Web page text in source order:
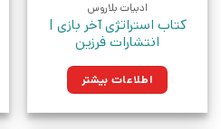
ادبیات بلاروس
کتاب استراتژی آخر بازی |
انتشارات فرزین
اطلاعات بیشتر